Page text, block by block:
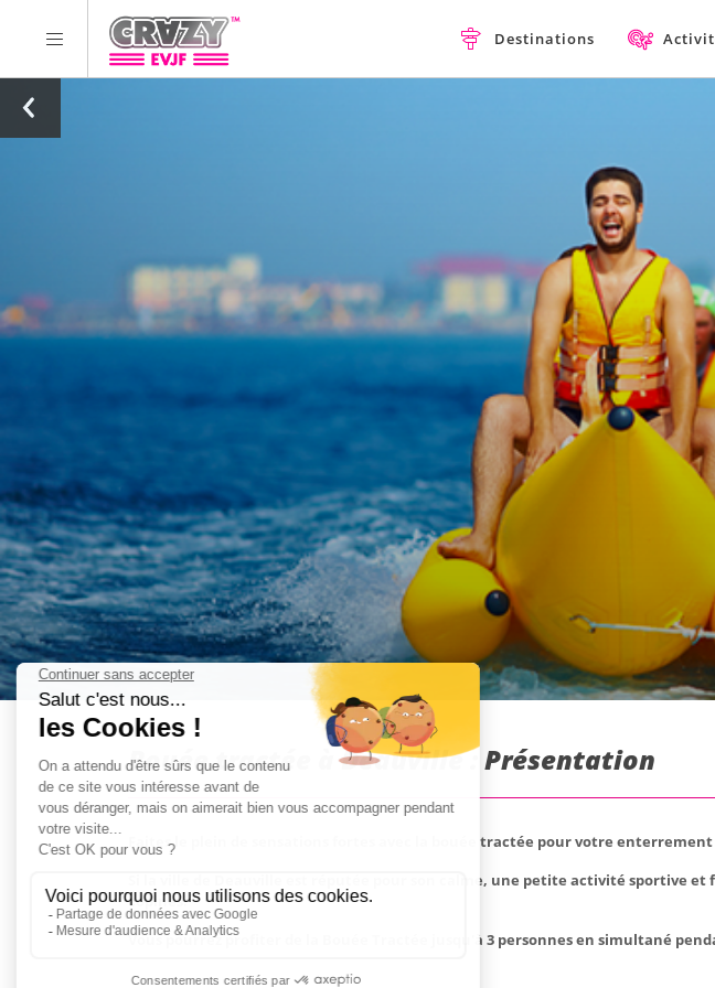
Destinations
Bouée tractée à Deauville : Présentation
Faites le plein de sensations fortes avec la bouée tractée pour votre
Si la ville de Deauville est réputée pour son calme, une petite activité sportive
copines.
Vous pourrez profiter de la Bouée Tractée jusqu'à 3 personnes en simultané